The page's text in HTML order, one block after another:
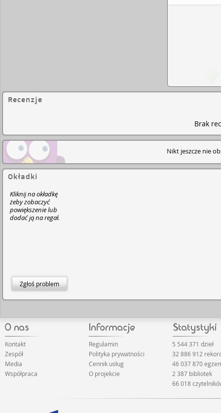
Recenzje
Brak
Nikt jeszcze nie
Okładki
Kliknij na okładkę
żeby zobaczyć
powiększenie lub
dodać ją na regał.
Zgłoś problem
Kontakt
Zespół
Media
Współpraca
Regulamin
Polityka prywatności
Cennik usług
O projekcie
5 544 371 dzieł
32 886 912
46 037 870
2 387 bibliotek
66 018